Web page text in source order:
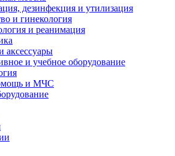
дезинфекция и утилизация
и гинекология
и реанимация
аксессуары
и учебное оборудование
и МЧС